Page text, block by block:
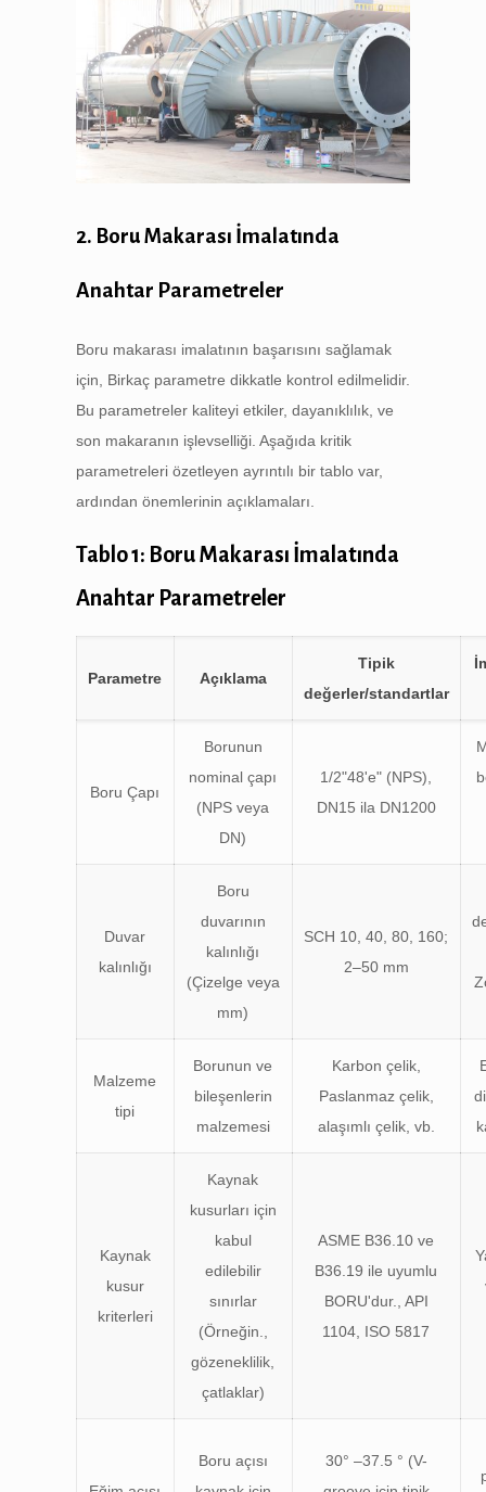
2. Boru Makarası İmalatında
Anahtar Parametreler
Boru makarası imalatının başarısını sağlamak
için, Birkaç parametre dikkatle kontrol edilmelidir.
Bu parametreler kaliteyi etkiler, dayanıklılık, ve
son makaranın işlevselliği. Aşağıda kritik
parametreleri özetleyen ayrıntılı bir tablo var,
ardından önemlerinin açıklamaları.
Tablo 1: Boru Makarası İmalatında
Anahtar Parametreler
Parametre Açıklama
Tipik
değerler/standartlar
Boru Çapı
Borunun
nominal çapı
(NPS veya
DN)
1/2"48'e" (NPS),
DN15 ila DN1200
Duvar
kalınlığı
Boru
duvarının
kalınlığı
(Çizelge veya
mm)
SCH 10, 40, 80, 160;
2–50 mm
Malzeme
tipi
Borunun ve
bileşenlerin
malzemesi
Karbon çelik,
Paslanmaz çelik,
alaşımlı çelik, vb.
Kaynak
kusur
kriterleri
Kaynak
kusurları için
kabul
edilebilir
sınırlar
(Örneğin.,
gözeneklilik,
çatlaklar)
ASME B36.10 ve
B36.19 ile uyumlu
BORU'dur., API
1104, ISO 5817
Boru açısı
30° –37.5 ° (V-